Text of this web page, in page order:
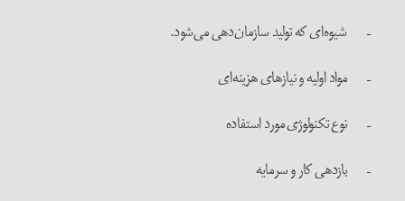
– شیوه‌ای که تولید سازمان‌دهی می‌شود.
– مواد اولیه و نیازهای هزینه‌ای
– نوع تکنولوژی مورد استفاده
– بازدهی کار و سرمایه